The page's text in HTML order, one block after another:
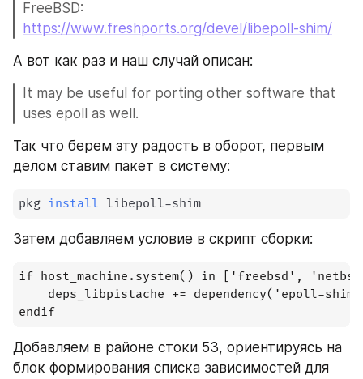
https://www.freshports.org/devel/libepoll-shim/
А вот как раз и наш случай описан:
It may be useful for porting other software that
uses epoll as well.
Так что берем эту радость в оборот, первым
делом ставим пакет в систему:
pkg install libepoll-shim
Затем добавляем условие в скрипт сборки:
if host_machine.system() in ['freebsd',
deps_libpistache += dependency('epoll-
endif
Добавляем в районе стоки 53, ориентируясь на
блок формирования списка зависимостей для